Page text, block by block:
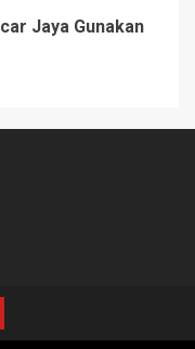
Jaya Gunakan